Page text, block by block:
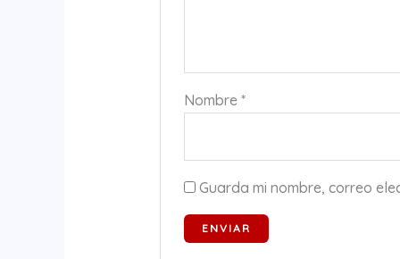
Nombre*
Guarda mi nombre, correo